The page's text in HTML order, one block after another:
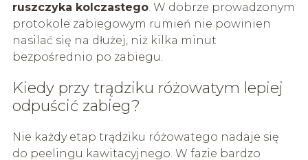
ruszczyka kolczastego. W dobrze prowadzonym
protokole zabiegowym rumień nie powinien
nasilać się na dłużej, niż kilka minut
bezpośrednio po zabiegu.
Kiedy przy trądziku różowatym lepiej
odpuścić zabieg?
Nie każdy etap trądziku różowatego nadaje się
do peelingu kawitacyjnego. W fazie bardzo